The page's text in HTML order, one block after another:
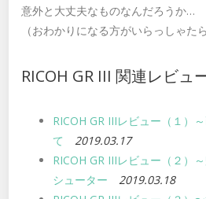
意外と大丈夫なものなんだろうか…
（おわかりになる方がいらっしゃた
RICOH GR III 関連レビュ
RICOH GR IIIレビュー（１）
て2019.03.17
RICOH GR IIIレビュー（２）
シューター2019.03.18